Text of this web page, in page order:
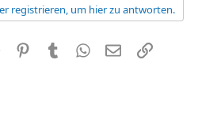
registrieren, um hier zu antworten.
Reddit PinterestTumblr WhatsApp
E-MailLink